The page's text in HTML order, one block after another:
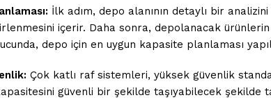
İlk adım, depo alanının detaylı bir
içerir. Daha sonra, depolanacak
depo için en uygun kapasite planlaması
Çok katlı raf sistemleri, yüksek güvenlik
güvenli bir şekilde taşıyabilecek şekilde